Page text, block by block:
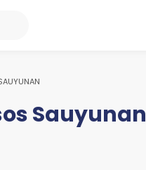
Sauyunan